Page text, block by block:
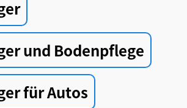
und Bodenpflege
für Autos